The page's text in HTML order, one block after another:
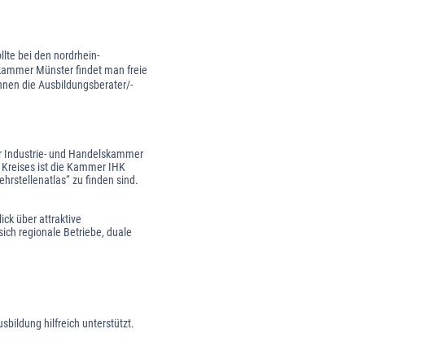
bei den nordrhein-
Münster findet man freie
die Ausbildungsberater/-
Industrie- und Handelskammer
ist die Kammer IHK
zu finden sind.
über attraktive
regionale Betriebe, duale
hilfreich unterstützt.